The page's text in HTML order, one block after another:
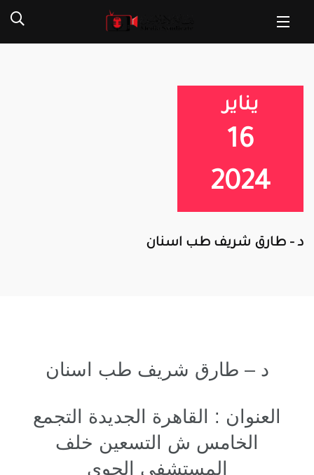
يناير
16
2024
د – طارق شريف طب اسنان
د – طارق شريف طب اسنان
العنوان : القاهرة الجديدة التجمع
الخامس ش التسعين خلف
المستشفي الجوي